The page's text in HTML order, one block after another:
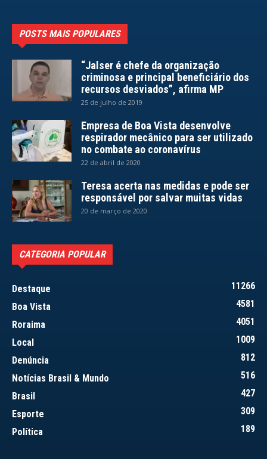
POSTS MAIS POPULARES
“Jalser é chefe da organização
criminosa e principal beneficiário dos
recursos desviados”, afirma MP
25 de julho de 2019
Empresa de Boa Vista desenvolve
respirador mecânico para ser utilizado
no combate ao coronavírus
22 de abril de 2020
Teresa acerta nas medidas e pode ser
responsável por salvar muitas vidas
20 de março de 2020
CATEGORIA POPULAR
Destaque
11266
Boa Vista
4581
Roraima
4051
Local
1009
Denúncia
812
Notícias Brasil & Mundo
516
Brasil
427
Esporte
309
Política
189